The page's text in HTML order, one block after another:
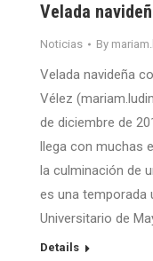
Velada
Noticias By
Velada navideña
Vélez
de diciembre de
llega con muchas
la culminación de
es una temporada
Universitario de
Details